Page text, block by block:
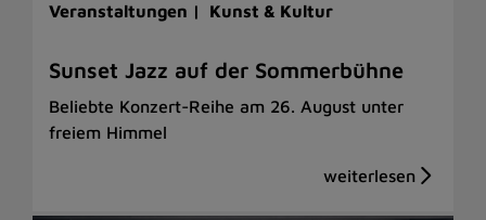
Veranstaltungen | Kunst & Kultur
Sunset Jazz auf der Sommerbühne
Beliebte Konzert-Reihe am 26. August unter
freiem Himmel